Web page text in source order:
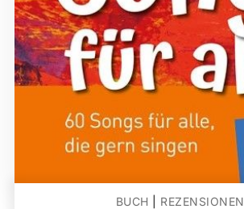
BUCH REZENSIONEN